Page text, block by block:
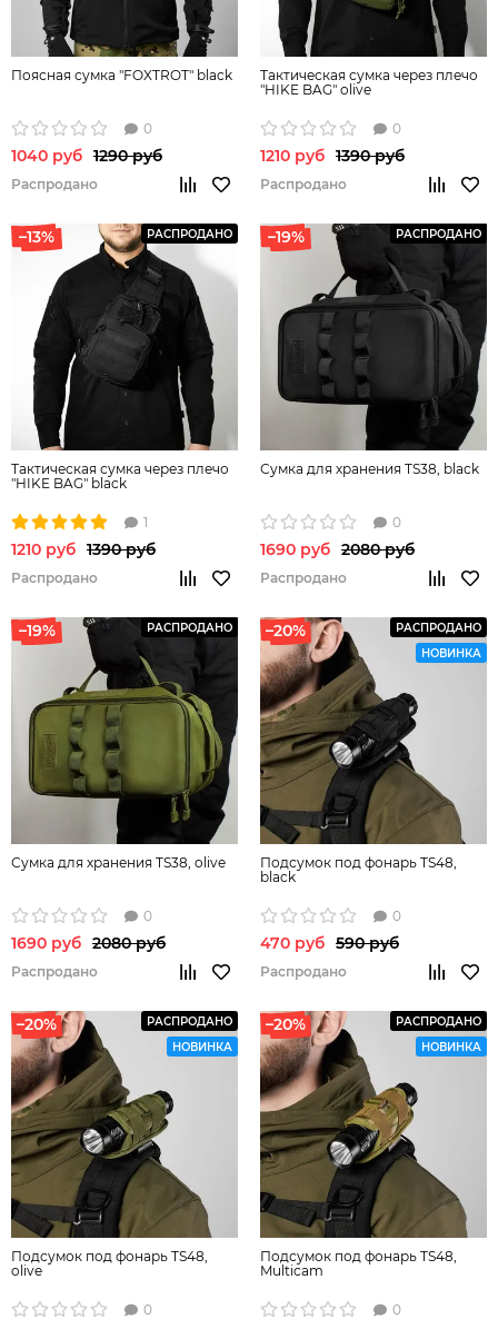
Поясная сумка "FOXTROT" black
0
1040 руб 1290 руб
Распродано
Тактическая сумка через плечо
"HIKE BAG" olive
0
1210 руб 1390 руб
Распродано
–13% РАСПРОДАНО
Тактическая сумка через плечо
"HIKE BAG" black
1
1210 руб 1390 руб
Распродано
–19% РАСПРОДАНО
Сумка для хранения TS38, black
0
1690 руб 2080 руб
Распродано
–19% РАСПРОДАНО
Сумка для хранения TS38, olive
0
1690 руб 2080 руб
Распродано
–20%
РАСПРОДАНО
НОВИНКА
Подсумок под фонарь TS48,
black
0
470 руб 590 руб
Распродано
–20%
РАСПРОДАНО
НОВИНКА
Подсумок под фонарь TS48,
olive
0
–20%
РАСПРОДАНО
НОВИНКА
Подсумок под фонарь TS48,
Multicam
0